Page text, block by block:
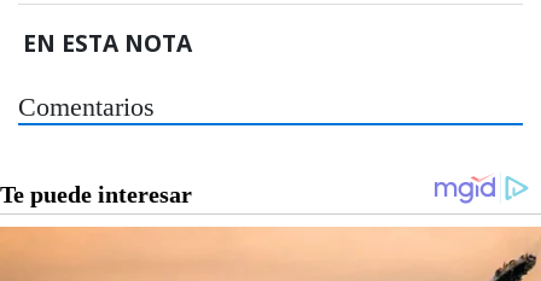
EN ESTA NOTA
Comentarios